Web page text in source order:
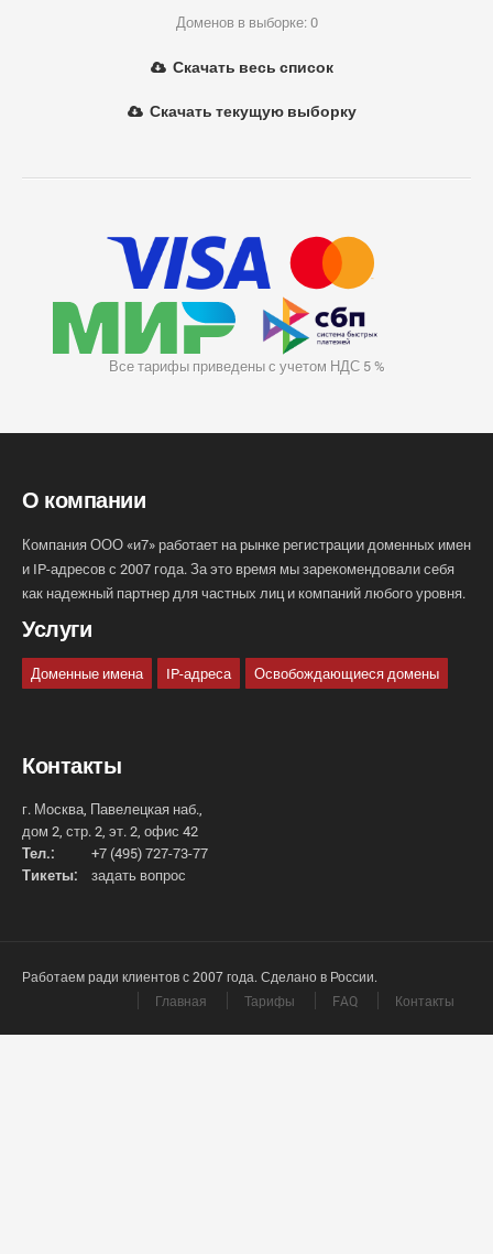
Доменов в выборке: 0
Скачать весь список
Скачать текущую выборку
Все тарифы приведены с учетом НДС 5 %
О компании
Компания ООО «и7» работает на рынке регистрации доменных имен
и IP-адресов с 2007 года. За это время мы зарекомендовали себя
как надежный партнер для частных лиц и компаний любого уровня.
Услуги
Доменные имена IP-адреса Освобождающиеся домены
Контакты
г. Москва, Павелецкая наб.,
дом 2, стр. 2, эт. 2, офис 42
Тел.:
+7 (495) 727-73-77
Тикеты:
задать вопрос
Работаем ради клиентов с 2007 года. Сделано в России.
Главная
Тарифы FAQ Контакты